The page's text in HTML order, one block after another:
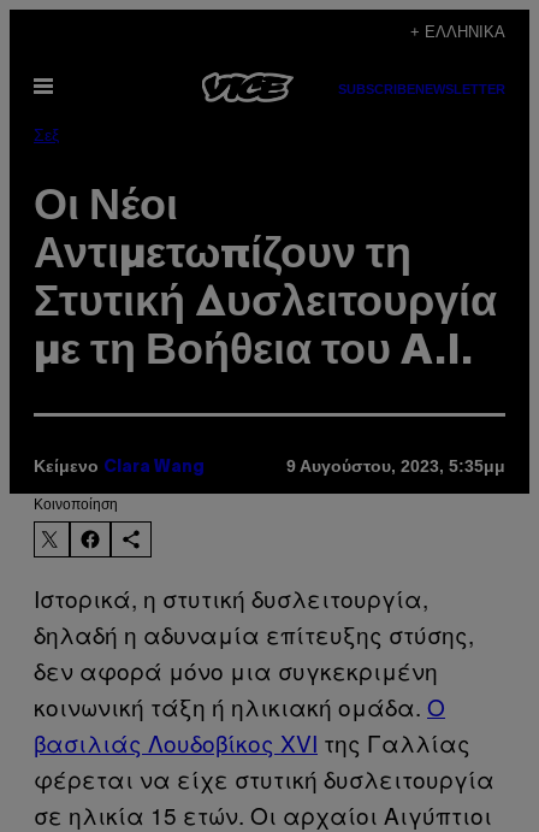
περιεχόμενο
+ ΕΛΛΗΝΙΚΆ
Ανοίξτε
SUBSCRIBENEWSLETTER
Σεξ
Οι Νέοι
Αντιμετωπίζουν τη
Στυτική Δυσλειτουργία
με τη Βοήθεια του A.I.
Κείμενο Clara Wang 9 Αυγούστου, 2023, 5:35μμ
Kοινοποίηση
Ιστορικά, η στυτική δυσλειτουργία,
δηλαδή η αδυναμία επίτευξης στύσης,
δεν αφορά μόνο μια συγκεκριμένη
κοινωνική τάξη ή ηλικιακή ομάδα. Ο
βασιλιάς Λουδοβίκος XVI της Γαλλίας
φέρεται να είχε στυτική δυσλειτουργία
σε ηλικία 15 ετών. Οι αρχαίοι Αιγύπτιοι